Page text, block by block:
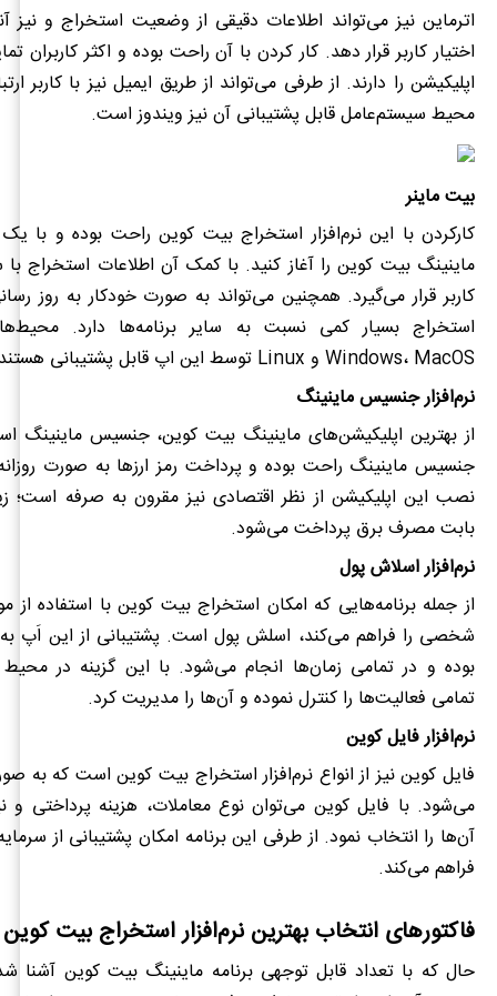
اترماین نیز می‌تواند اطلاعات دقیقی از وضعیت استخراج و نیز
اختیار کاربر قرار دهد. کار کردن با آن راحت بوده و اکثر کاربران
اپلیکیشن را دارند. از طرفی می‌تواند از طریق ایمیل نیز با کاربر
محیط سیستم‌عامل قابل پشتیبانی آن نیز ویندوز است.
بیت ماینر
کارکردن با ایننرم‌افزار استخراج بیت کوینراحت بوده و با یک
ماینینگ بیت کوین را آغاز کنید. با کمک آن اطلاعات استخراج
کاربر قرار می‌گیرد. همچنین می‌تواند به صورت خودکار به روز
استخراج بسیار کمی نسبت به سایر برنامه‌ها دارد.
Windows، MacOS و Linux توسط این اپ قابل پشتیبانی هستند.
نرم‌افزار جنسیس ماینینگ
از بهترین اپلیکیشن‌های ماینینگ بیت کوین، جنسیس ماینینگ
جنسیس ماینینگ راحت بوده و پرداخت رمز ارزها به صورت
نصب این اپلیکیشن از نظر اقتصادی نیز مقرون به صرفه است؛
بابت مصرف برق پرداخت می‌شود.
نرم‌افزار اسلاش پول
از جمله برنامه‌هایی که امکان استخراج بیت کوین با استفاده از
شخصی را فراهم می‌کند، اسلش پول است. پشتیبانی از این اَپ
بوده و در تمامی زمان‌ها انجام می‌شود. با این گزینه در محیط
تمامی فعالیت‌ها را کنترل نموده و آن‌ها را مدیریت کرد.
نرم‌افزار فایل کوین
فایل کوین نیز از انواع نرم‌افزار استخراج بیت کویناست که به
می‌شود. با فایل کوین می‌توان نوع معاملات، هزینه پرداختی و
آن‌ها را انتخاب نمود. از طرفی این برنامه امکان پشتیبانی از
فراهم می‌کند.
فاکتورهای انتخاب بهترین نرم‌افزار استخراج بیت کوین
حال که با تعداد قابل توجهی برنامه ماینینگ بیت کوین آشنا